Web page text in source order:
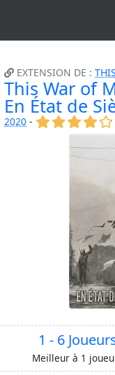
EXTENSION DE :
This War of
En État de
2020 - (x) (x) (x) (x)
1 - 6
Meilleur à 1